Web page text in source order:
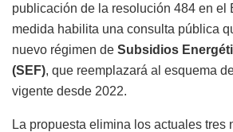
publicación de la resolución 484 en el
medida habilita una consulta pública
nuevo régimen de Subsidios
(SEF), que reemplazará al esquema
vigente desde 2022.
La propuesta elimina los actuales tres